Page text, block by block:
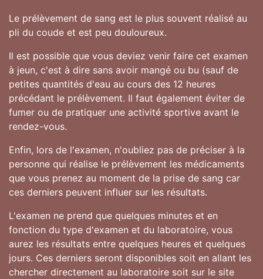
Le prélèvement de sang est le plus souvent réalisé au
pli du coude et est peu douloureux.
Il est possible que vous deviez venir faire cet examen
à jeun, c'est à dire sans avoir mangé ou bu (sauf de
petites quantités d'eau au cours des 12 heures
précédant le prélèvement. Il faut également éviter de
fumer ou de pratiquer une activité sportive avant le
rendez-vous.
Enfin, lors de l'examen, n'oubliez pas de préciser à la
personne qui réalise le prélèvement les médicaments
que vous prenez au moment de la prise de sang car
ces derniers peuvent influer sur les résultats.
L'examen ne prend que quelques minutes et en
fonction du type d'examen et du laboratoire, vous
aurez les résultats entre quelques heures et quelques
jours. Ces derniers seront disponibles soit en allant les
chercher directement au laboratoire soit sur le site